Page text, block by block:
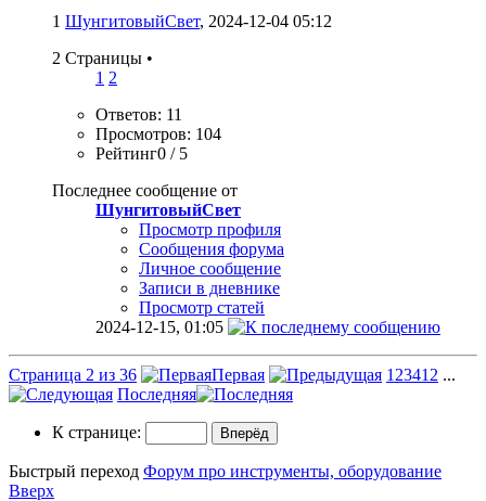
1 ШунгитовыйСвет, 2024-12-04 05:12
2 Страницы •
1 2
Ответов: 11
Просмотров: 104
Рейтинг0 / 5
Последнее сообщение от
ШунгитовыйСвет
Просмотр профиля
Сообщения форума
Личное сообщение
Записи в дневнике
Просмотр статей
2024-12-15, 01:05
Страница 2 из 36 Первая 1 23412 ...
Последняя
К странице:
Быстрый переход Форум про инструменты, оборудование
Вверх